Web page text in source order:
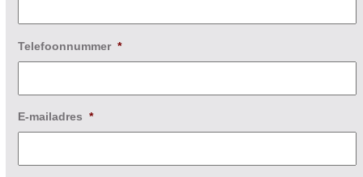
Telefoonnummer *
E-mailadres *